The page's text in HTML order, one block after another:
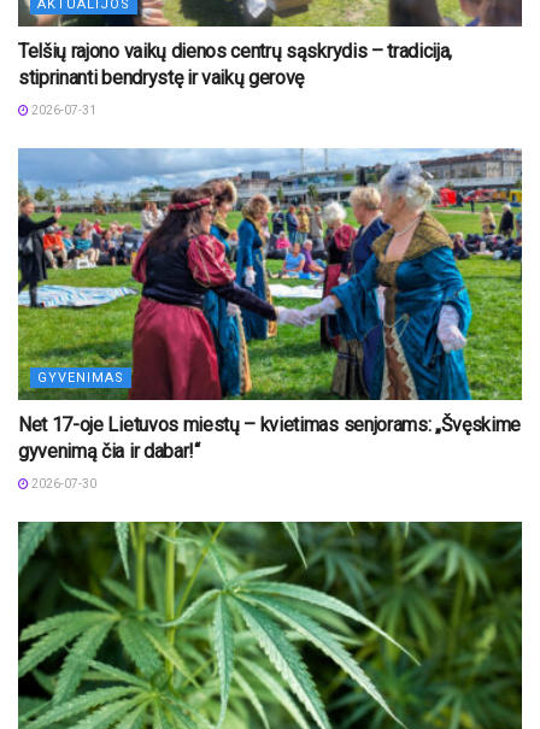
AKTUALIJOS
Telšių rajono vaikų dienos centrų sąskrydis – tradicija,
stiprinanti bendrystę ir vaikų gerovę
2026-07-31
GYVENIMAS
Net 17-oje Lietuvos miestų – kvietimas senjorams: „Švęskime
gyvenimą čia ir dabar!“
2026-07-30